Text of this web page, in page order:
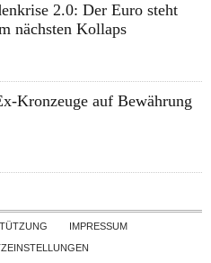
2.0: Der Euro steht
nächsten Kollaps
Kronzeuge auf Bewährung
Skip to contentIMPRESSUM